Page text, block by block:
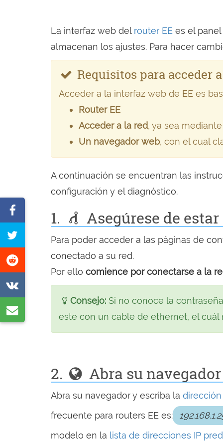
La interfaz web del router EE es el
almacenan los ajustes. Para hacer
Requisitos para acceder
Acceder a la interfaz web de EE es
Router EE
Acceder a la red, ya sea
Un navegador web, con el cual
A continuación se encuentran las
configuración y el diagnóstico.
1. Asegúrese de
Para poder acceder a las páginas de
conectado a su red.
Por ello comience por conectarse a la
Consejo: Si no conoce la
este con un cable de ethernet, el cuál
2. Abra su navegador
Abra su navegador y escriba la dirección
frecuente para routers EE es:
modelo en la lista de direcciones IP
Compartir
en
Facebook
Tuitear
esta
página
Compartir
en
Compartir
en
VK
vía